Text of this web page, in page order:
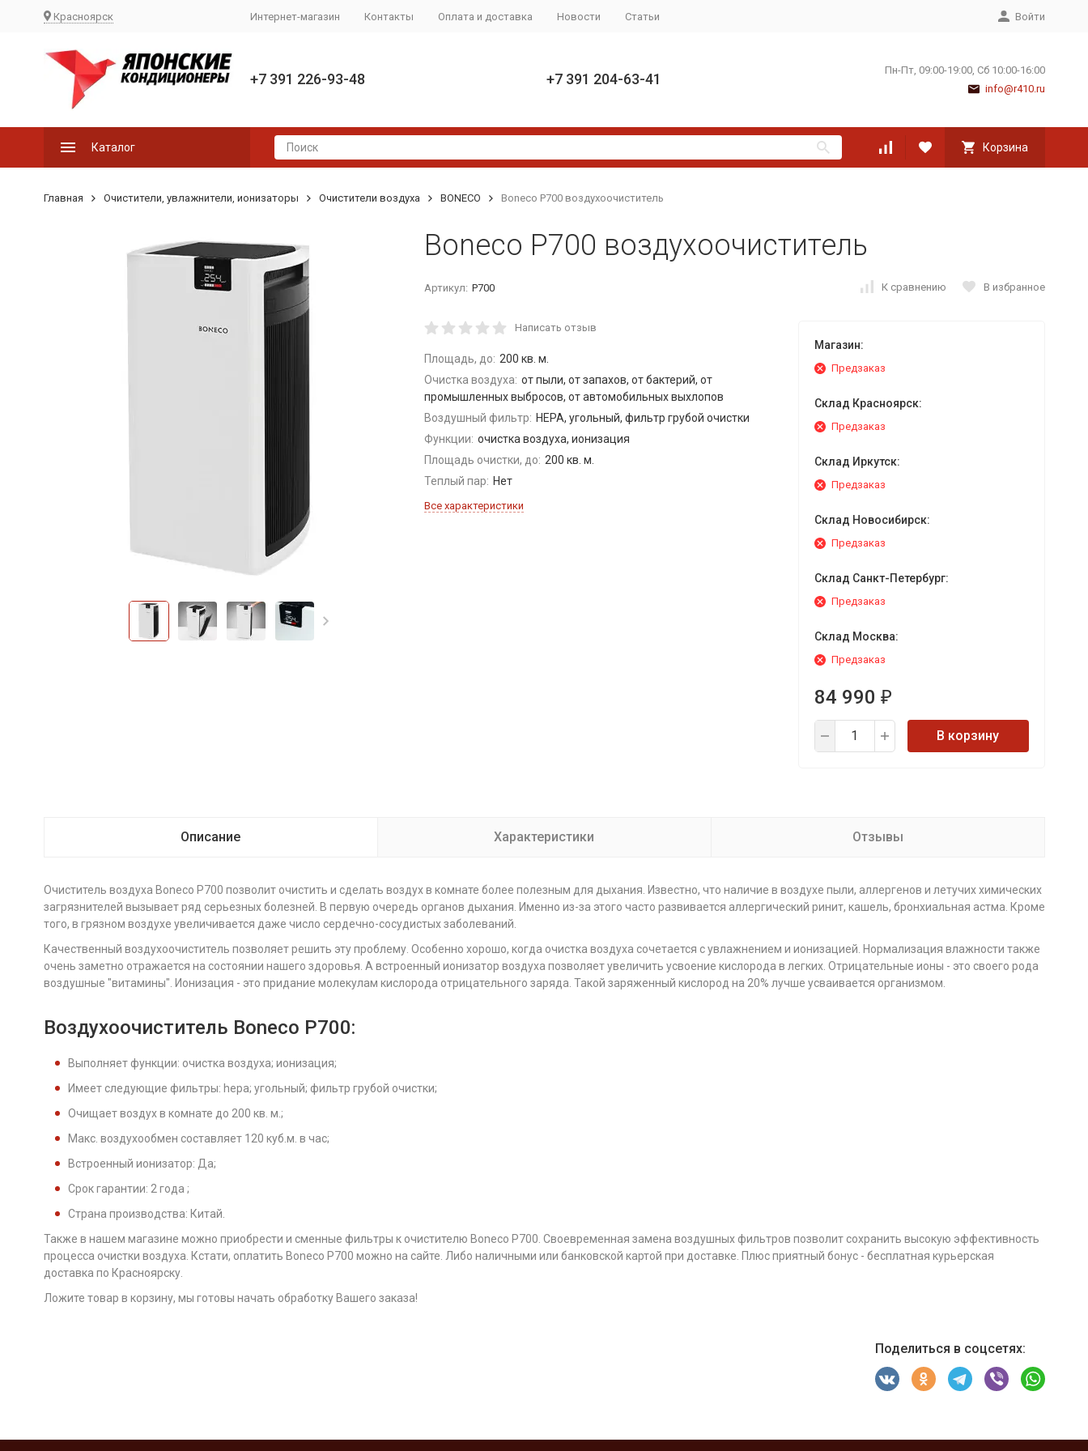
Красноярск Интернет-магазин Контакты Оплата и доставка Новости Статьи Войти
+7 391 226-93-48 +7 391 204-63-41
Пн-Пт, 09:00-19:00, Сб 10:00-16:00
info@r410.ru
Каталог Корзина
Главная Очистители, увлажнители, ионизаторы Очистители воздуха BONECO Boneco P700 воздухоочиститель
Boneco P700 воздухоочиститель
Артикул: P700 К сравнению В избранное
Написать отзыв
Площадь, до: 200 кв. м.
Очистка воздуха: от пыли, от запахов, от бактерий, от
промышленных выбросов, от автомобильных выхлопов
Воздушный фильтр: HEPA, угольный, фильтр грубой очистки
Функции: очистка воздуха, ионизация
Площадь очистки, до: 200 кв. м.
Теплый пар: Нет
Все характеристики
Магазин:
Предзаказ
Склад Красноярск:
Предзаказ
Склад Иркутск:
Предзаказ
Склад Новосибирск:
Предзаказ
Склад Санкт-Петербург:
Предзаказ
Склад Москва:
Предзаказ
84 990 ₽
В корзину
Описание Характеристики Отзывы
Очиститель воздуха Boneco P700 позволит очистить и сделать воздух в комнате более полезным для дыхания. Известно, что наличие в воздухе пыли, аллергенов и летучих химических
загрязнителей вызывает ряд серьезных болезней. В первую очередь органов дыхания. Именно из-за этого часто развивается аллергический ринит, кашель, бронхиальная астма. Кроме
того, в грязном воздухе увеличивается даже число сердечно-сосудистых заболеваний.
Качественный воздухоочиститель позволяет решить эту проблему. Особенно хорошо, когда очистка воздуха сочетается с увлажнением и ионизацией. Нормализация влажности также
очень заметно отражается на состоянии нашего здоровья. А встроенный ионизатор воздуха позволяет увеличить усвоение кислорода в легких. Отрицательные ионы - это своего рода
воздушные "витамины". Ионизация - это придание молекулам кислорода отрицательного заряда. Такой заряженный кислород на 20% лучше усваивается организмом.
Воздухоочиститель Boneco P700:
Выполняет функции: очистка воздуха; ионизация;
Имеет следующие фильтры: hepa; угольный; фильтр грубой очистки;
Очищает воздух в комнате до 200 кв. м.;
Макс. воздухообмен составляет 120 куб.м. в час;
Встроенный ионизатор: Да;
Срок гарантии: 2 года ;
Страна производства: Китай.
Также в нашем магазине можно приобрести и сменные фильтры к очистителю Boneco P700. Своевременная замена воздушных фильтров позволит сохранить высокую эффективность
процесса очистки воздуха. Кстати, оплатить Boneco P700 можно на сайте. Либо наличными или банковской картой при доставке. Плюс приятный бонус - бесплатная курьерская
доставка по Красноярску.
Ложите товар в корзину, мы готовы начать обработку Вашего заказа!
Поделиться в соцсетях: